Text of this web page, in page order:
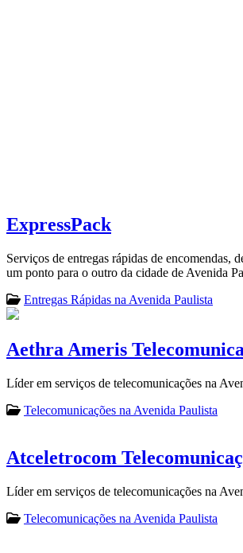
ExpressPack
Serviços de entregas rápidas de encomendas,
um ponto para o outro da cidade de Avenida
Entregas Rápidas na Avenida Paulista
Aethra Ameris
Líder em serviços de telecomunicações na
Telecomunicações na Avenida Paulista
Atceletrocom
Líder em serviços de telecomunicações na
Telecomunicações na Avenida Paulista